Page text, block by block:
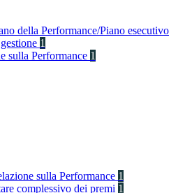
della Performance/Piano esecutivo
1
sulla Performance 1
sulla Performance 1
complessivo dei premi 1